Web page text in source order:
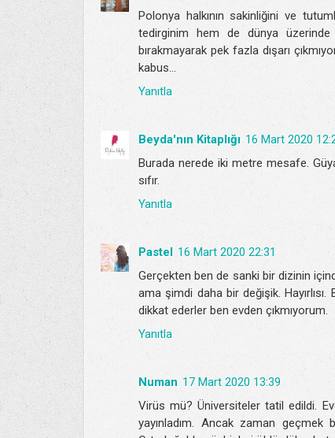
Polonya halkının sakinliğini ve
tedirginim hem de dünya üzerinde
bırakmayarak pek fazla dışarı
kabus...
Yanıtla
Beyda'nın Kitaplığı 16 Mart 2020
Burada nerede iki metre mesafe.
sıfır.
Yanıtla
Pastel 16 Mart 2020 22:31
Gerçekten ben de sanki bir dizinin
ama şimdi daha bir değişik.
dikkat ederler ben evden çıkmıyorum.
Yanıtla
Numan 17 Mart 2020 13:39
Virüs mü? Üniversiteler tatil edildi.
yayınladım. Ancak zaman geçmek